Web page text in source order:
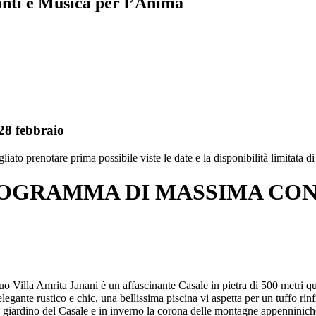
febbraio
prenotare prima possibile viste le date e la disponibilità limitata
DI MASSIMA
Villa Amrita Janani è un affascinante Casale in pietra di 500 metri
rustico e chic, una bellissima piscina vi aspetta per un tuffo
del Casale e in inverno la corona delle montagne